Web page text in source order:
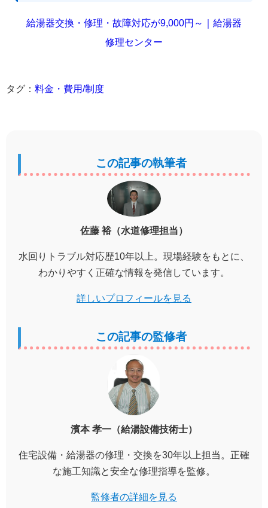
給湯器交換・修理・故障対応が9,000円～｜給湯器
修理センター
タグ： 料金・費用/制度
この記事の執筆者
佐藤 裕（水道修理担当）
水回りトラブル対応歴10年以上。現場経験をもとに、
わかりやすく正確な情報を発信しています。
詳しいプロフィールを見る
この記事の監修者
濱本 孝一（給湯設備技術士）
住宅設備・給湯器の修理・交換を30年以上担当。正確
な施工知識と安全な修理指導を監修。
監修者の詳細を見る